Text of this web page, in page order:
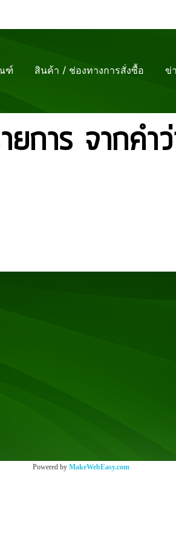
ฑ์ สินค้า / ช่องทางการสั่งซื้อ ข่
การ จากคำ
Powered by MakeWebEasy.com